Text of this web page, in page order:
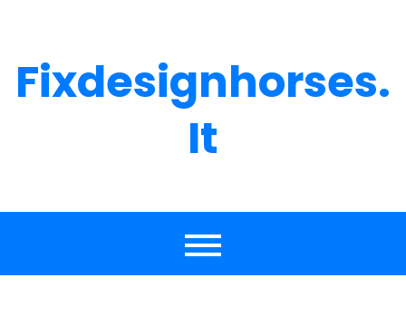
Fixdesignhorses.
It